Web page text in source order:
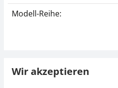
Modell-Reihe:
Wir akzeptieren